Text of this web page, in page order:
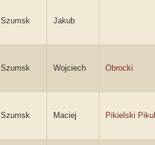
Szumsk Jakub
Szumsk Wojciech Obrocki
Szumsk Maciej Pikielski